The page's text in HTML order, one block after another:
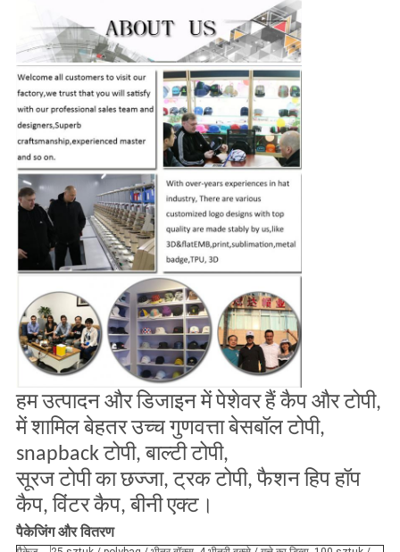
हम उत्पादन और डिजाइन में पेशेवर हैं कैप और टोपी,
में शामिलबेहतर उच्च गुणवत्ता बेसबॉल टोपी,
snapback टोपी, बाल्टी टोपी,
सूरज टोपी का छज्जा, ट्रक टोपी, फैशनहिप हॉप
कैप, विंटर कैप, बीनी एक्ट।
पैकेजिंग और वितरण